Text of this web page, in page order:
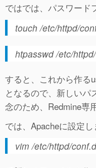
ではでは、パスワード
touch /etc/httpd/
htpasswd /etc/
すると、これから作る
となるので、新しいパ
念のため、Redmine専
では、Apacheに設定し
vim /etc/httpd/